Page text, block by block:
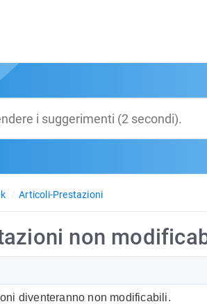
Articoli-Prestazioni
non
diventeranno non modificabili.